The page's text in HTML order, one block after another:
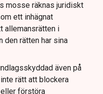
mosse räknas juridiskt
ett inhägnat
allemansrätten i
den rätten har sina
även på
rätt att blockera
förstöra